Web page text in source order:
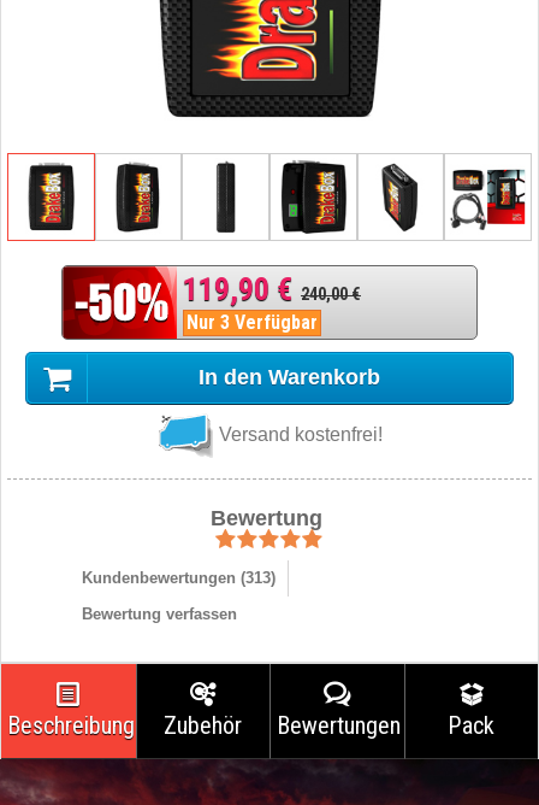
119,90 € 240,00 €
Nur 3 Verfügbar
In den Warenkorb
Versand kostenfrei!
Bewertung
Kundenbewertungen (313)
Bewertung verfassen
Beschreibung Zubehör Bewertungen Pack